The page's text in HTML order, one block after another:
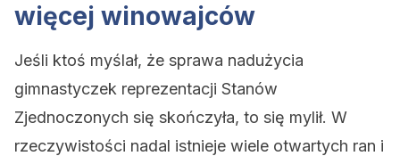
więcej winowajców
Jeśli ktoś myślał, że sprawa nadużycia
gimnastyczek reprezentacji Stanów
Zjednoczonych się skończyła, to się mylił. W
rzeczywistości nadal istnieje wiele otwartych ran i